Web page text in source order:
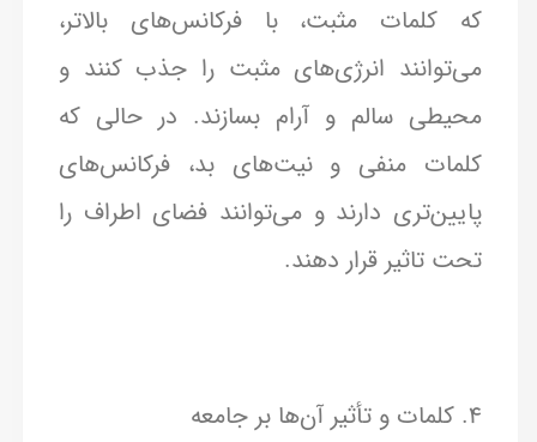
که کلمات مثبت، با فرکانس‌های بالاتر،
می‌توانند انرژی‌های مثبت را جذب کنند و
محیطی سالم و آرام بسازند. در حالی که
کلمات منفی و نیت‌های بد، فرکانس‌های
پایین‌تری دارند و می‌توانند فضای اطراف را
تحت تاثیر قرار دهند.
4. کلمات و تأثیر آن‌ها بر جامعه